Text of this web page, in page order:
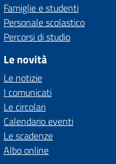
Famiglie e studenti
Personale scolastico
Percorsi di studio
Le novità
Le notizie
I comunicati
Le circolari
Calendario eventi
Le scadenze
Albo online